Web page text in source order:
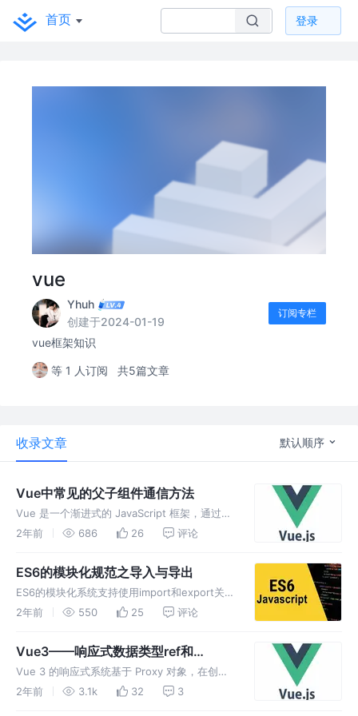
首页 登录
vue
Yhuh
创建于2024-01-19
订阅专栏
vue框架知识
等 1 人订阅 共5篇文章
收录文章 默认顺序
Vue中常见的父子组件通信方法
Vue 是一个渐进式的 JavaScript 框架，通过组
件化的方式构建应用。在 Vue 中，组件通信指
法等行为。在前端开发中，子组件和父组件之间
2年前 686 26 评论
ES6的模块化规范之导入与导出
ES6的模块化系统支持使用import和export关键
字导入和导出模块。 使用export关键字可以将
export default关键字可以导出一个默认的内
2年前 550 25 评论
Vue3——响应式数据类型ref和
reactive的使用
Vue 3 的响应式系统基于 Proxy 对象，在创建
组件实例时，会将组件的 data 数据对象转换为
2年前 3.1k 32 3